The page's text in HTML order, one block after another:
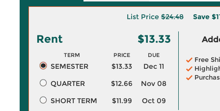
List Price $24.48 Save
Rent $13.33
TERM PRICE DUE
SEMESTER $13.33
Dec 11
QUARTER
$12.66
Nov 08
SHORT TERM
$11.99 Oct 09
Free